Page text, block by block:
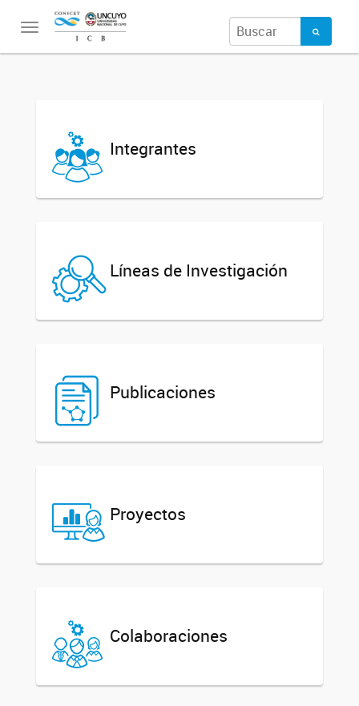
Toggle
navigation
Integrantes
Líneas de Investigación
Publicaciones
Proyectos
Colaboraciones